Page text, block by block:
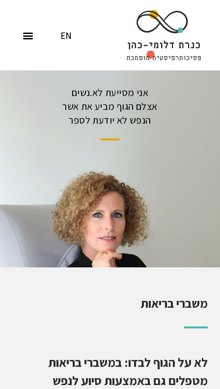
EN
אני מסייעת לא.נשים
אצלם הגוף מביע את אשר
הנפש לא יודעת לספר
משברי בריאות
לא על הגוף לבדו: במשברי בריאות
מטפלים גם באמצעות סיוע לנפש